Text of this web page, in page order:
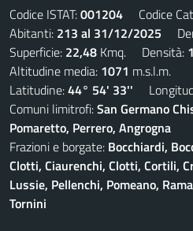
Codice ISTAT:001204 Codice
Abitanti: 213 al 31/12/2025
Superficie: 22,48 Kmq. Densità:
Altitudine media: 1071 m.s.l.m.
Latitudine:44° 54' 33''
Comuni limitrofi:San Germano
Pomaretto, Perrero, Angrogna
Frazioni e borgate: Bocchiardi,
Clotti, Ciaurenchi, Clotti, Cortili,
Lussie, Pellenchi, Pomeano,
Tornini